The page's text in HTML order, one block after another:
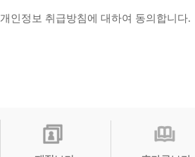
개인정보 취급방침에 대하여 동의합니다.